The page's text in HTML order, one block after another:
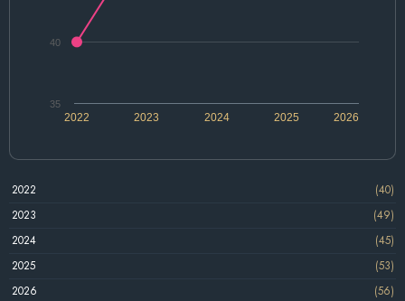
2022 2024 2026
2023 2025
35
40
2022
(40)
2023
(49)
2024
(45)
2025
(53)
2026
(56)